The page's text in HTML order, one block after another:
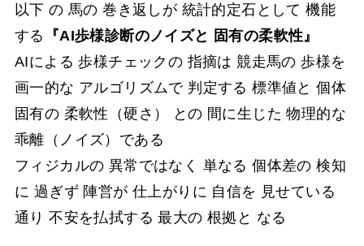
以下 の 馬の 巻き返しが 統計的定石として 機能
する
『AI歩様診断のノイズと 固有の柔軟性』
AIによる 歩様チェックの 指摘は 競走馬の 歩様を
画一的な アルゴリズムで 判定する 標準値と 個体
固有の 柔軟性（硬さ） との 間に生じた 物理的な
乖離（ノイズ）である
フィジカルの 異常ではなく 単なる 個体差の 検知
に 過ぎず 陣営が 仕上がりに 自信を 見せている
通り 不安を払拭する 最大の 根拠と なる